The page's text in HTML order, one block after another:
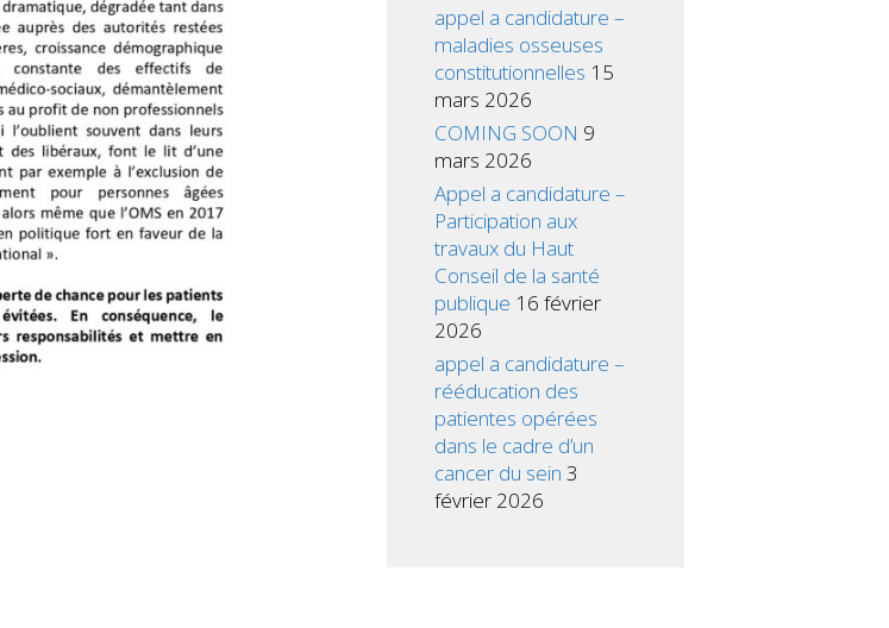
appel a candidature –
maladies osseuses
constitutionnelles 15
mars 2026
COMING SOON 9
mars 2026
Appel a candidature –
Participation aux
travaux du Haut
Conseil de la santé
publique 16 février
2026
appel a candidature –
rééducation des
patientes opérées
dans le cadre d’un
cancer du sein 3
février 2026